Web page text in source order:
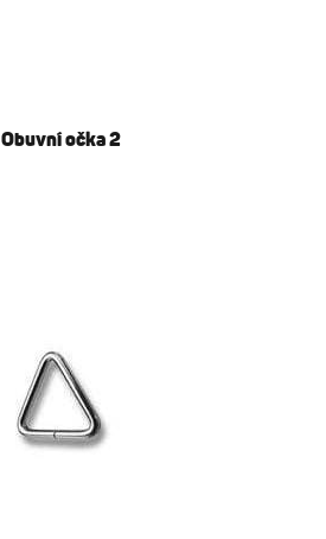
Obuvní očka 2